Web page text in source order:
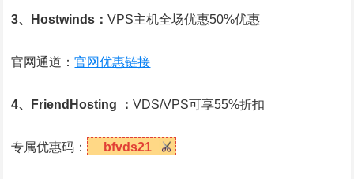
3、Hostwinds：VPS主机全场优惠50%优惠
官网通道：官网优惠链接
4、FriendHosting ：VDS/VPS可享55%折扣
专属优惠码： bfvds21